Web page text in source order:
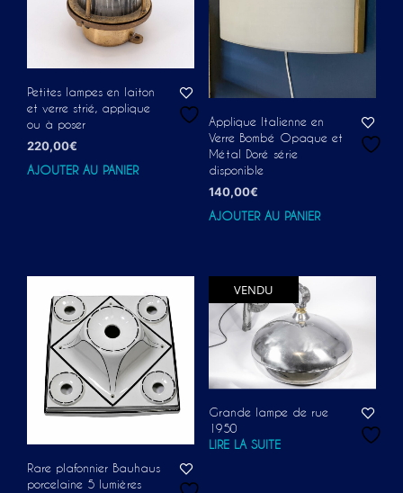
Petites lampes en laiton
et verre strié, applique
ou à poser
220,00€
AJOUTER AU PANIER
Applique Italienne en
Verre Bombé Opaque et
Métal Doré série
disponible
140,00€
AJOUTER AU PANIER
Rare plafonnier Bauhaus
porcelaine 5 lumières
VENDU
Grande lampe de rue
1950
LIRE LA SUITE